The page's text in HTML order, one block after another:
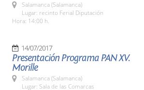
Salamanca (Salamanca)
Lugar: recinto Ferial Diputación
Hora: 14:00 h.
14/07/2017
Presentación Programa PAN XV.
Morille
Salamanca (Salamanca)
Lugar: Sala de las Comarcas